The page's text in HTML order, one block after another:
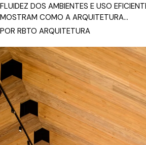
FLUIDEZ DOS AMBIENTES E USO
MOSTRAM COMO A ARQUITETURA...
POR RBTO ARQUITETURA